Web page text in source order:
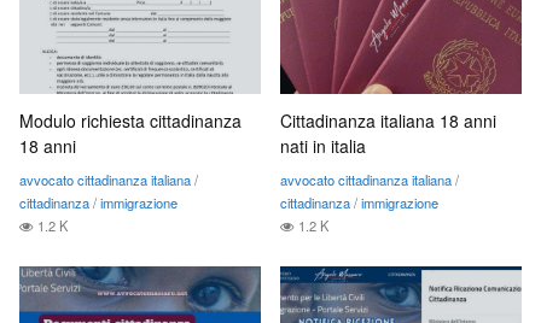
Modulo richiesta cittadinanza
18 anni
avvocato cittadinanza italiana/
cittadinanza/immigrazione
1.2 K
Cittadinanza italiana 18 anni
nati in italia
avvocato cittadinanza italiana/
cittadinanza/immigrazione
1.2 K